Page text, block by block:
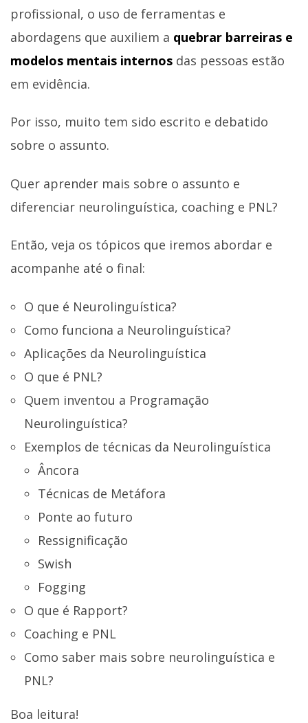
profissional, o uso de ferramentas e
abordagens que auxiliem a quebrar barreiras e
modelos mentais internos das pessoas estão
em evidência.
Por isso, muito tem sido escrito e debatido
sobre o assunto.
Quer aprender mais sobre o assunto e
diferenciar neurolinguística, coaching e PNL?
Então, veja os tópicos que iremos abordar e
acompanhe até o final:
O que é Neurolinguística?
Como funciona a Neurolinguística?
Aplicações da Neurolinguística
O que é PNL?
Quem inventou a Programação
Neurolinguística?
Exemplos de técnicas da Neurolinguística
Âncora
Técnicas de Metáfora
Ponte ao futuro
Ressignificação
Swish
Fogging
O que é Rapport?
Coaching e PNL
Como saber mais sobre neurolinguística e
PNL?
Boa leitura!